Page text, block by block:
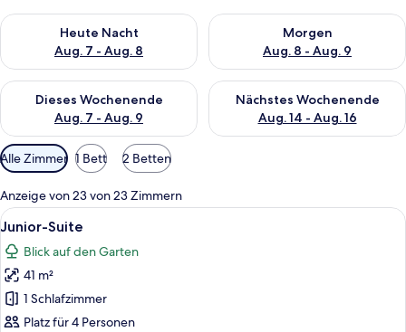
Heute Nacht
Aug. 7 - Aug. 8
Überprüfe die Verfügbarkeit für heute Nacht, Aug. 7 - Aug. 8.
Morgen
Aug. 8 - Aug. 9
Überprüfe die Verfügbarkeit
Dieses Wochenende
Aug. 7 - Aug. 9
Überprüfe die Verfügbarkeit für dieses Wochenende, Aug. 7
Nächstes Wochenende
Aug. 14 - Aug. 16
Überprüfe die Verfügbarkeit
Verfügbare
Filter
für
Zimmer
Alle Zimmer 1 Bett 2 Betten
Anzeige von 23 von 23 Zimmern
Alle
Fotos
für
Junior-
Suite
anzeigen
Ein modernes Hotelzimmer mit Bett,
7
Junior-Suite
Blick auf den Garten
41 m²
1 Schlafzimmer
Platz für 4 Personen